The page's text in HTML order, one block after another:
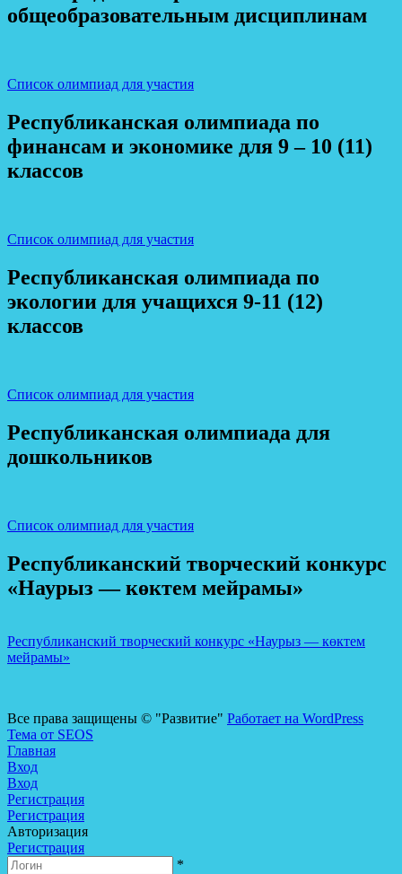
общеобразовательным дисциплинам
Список олимпиад для участия
Республиканская олимпиада по
финансам и экономике для 9 – 10 (11)
классов
Список олимпиад для участия
Республиканская олимпиада по
экологии для учащихся 9-11 (12)
классов
Список олимпиад для участия
Республиканская олимпиада для
дошкольников
Список олимпиад для участия
Республиканский творческий конкурс
«Наурыз — көктем мейрамы»
Республиканский творческий конкурс «Наурыз — көктем
мейрамы»
Все права защищены © "Развитие" Работает на WordPress
Тема от SEOS
Главная
Вход
Вход
Регистрация
Регистрация
Авторизация
Регистрация
*